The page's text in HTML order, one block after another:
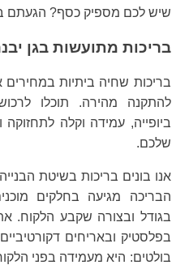
שיש לכם מספיק כסף? הגעתם
בריכות מתועשות בגן
בריכות שחיה ביתיות במחירים
להתקנה מהירה. תוכלו
ביופייה, עמידה וקלה לתחזוקה
שלכם.
אנו בונים בריכות בשיטת
הבריכה מגיעה בחלקים
בגודל ובצורה שקבע הלקוח.
בפלסטיק ובאריחים
בולטים: היא מעמידה בפני